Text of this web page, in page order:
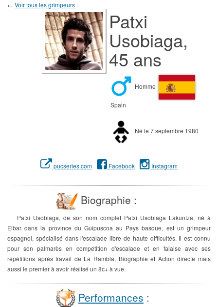
← Voir tous les grimpeurs
Patxi
Usobiaga,
45 ans
Homme
Spain
Né le 7 septembre 1980
pucseries.com Facebook Instagram
Biographie :
Patxi Usobiaga, de son nom complet Patxi Usobiaga Lakuntza, né à
Eibar dans la province du Guipuscoa au Pays basque, est un grimpeur
espagnol, spécialisé dans l'escalade libre de haute difficultés. Il est connu
pour son palmarès en compétition d'escalade et en falaise avec ses
répétitions après travail de La Rambla, Biographie et Action directe mais
aussi le premier à avoir réalisé un 8c+ à vue.
Performances :